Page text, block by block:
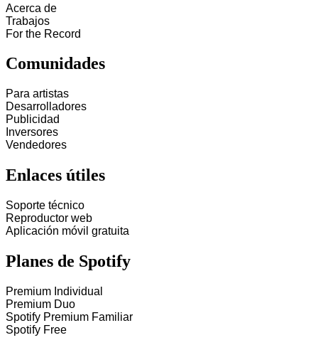
Acerca de
Trabajos
For the Record
Comunidades
Para artistas
Desarrolladores
Publicidad
Inversores
Vendedores
Enlaces útiles
Soporte técnico
Reproductor web
Aplicación móvil gratuita
Planes de Spotify
Premium Individual
Premium Duo
Spotify Premium Familiar
Spotify Free